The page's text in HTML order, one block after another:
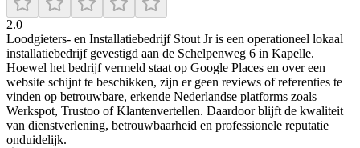
2.0
Loodgieters- en Installatiebedrijf Stout Jr is een operationeel lokaal
installatiebedrijf gevestigd aan de Schelpenweg 6 in Kapelle.
Hoewel het bedrijf vermeld staat op Google Places en over een
website schijnt te beschikken, zijn er geen reviews of referenties te
vinden op betrouwbare, erkende Nederlandse platforms zoals
Werkspot, Trustoo of Klantenvertellen. Daardoor blijft de kwaliteit
van dienstverlening, betrouwbaarheid en professionele reputatie
onduidelijk.